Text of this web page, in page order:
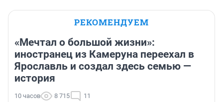
РЕКОМЕНДУЕМ
«Мечтал о большой жизни»:
иностранец из Камеруна переехал в
Ярославль и создал здесь семью —
история
10 часов 8 715 11